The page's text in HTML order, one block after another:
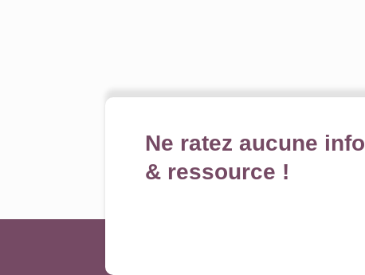
Ne ratez aucune info
& ressource !